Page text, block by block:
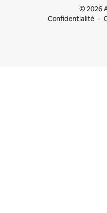
© 2026
Confidentialité